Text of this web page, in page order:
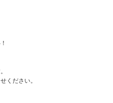
ください。